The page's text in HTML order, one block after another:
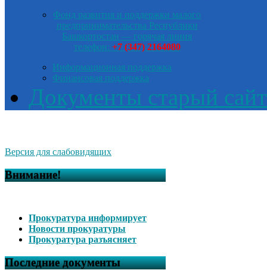
Фонд развития и поддержки малого
предпринимательства Республики
Башкортостан — горячая линия
телефон: +7 (347) 2164080
Информационная поддержка
Финансовая поддержка
Документы старый сайт
Версия для слабовидящих
Внимание!
Прокуратура информирует
Новости прокуратуры
Прокуратура разъясняет
Последние документы